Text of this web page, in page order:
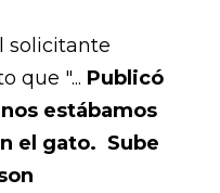
solicitante
que "... Publicó
estábamos
el gato. Sube